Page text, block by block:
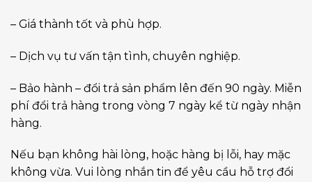
– Giá thành tốt và phù hợp.
– Dịch vụ tư vấn tận tình, chuyên nghiệp.
– Bảo hành – đổi trả sản phẩm lên đến 90 ngày. Miễn
phí đổi trả hàng trong vòng 7 ngày kể từ ngày nhận
hàng.
Nếu bạn không hài lòng, hoặc hàng bị lỗi, hay mặc
không vừa. Vui lòng nhắn tin để yêu cầu hỗ trợ đổi